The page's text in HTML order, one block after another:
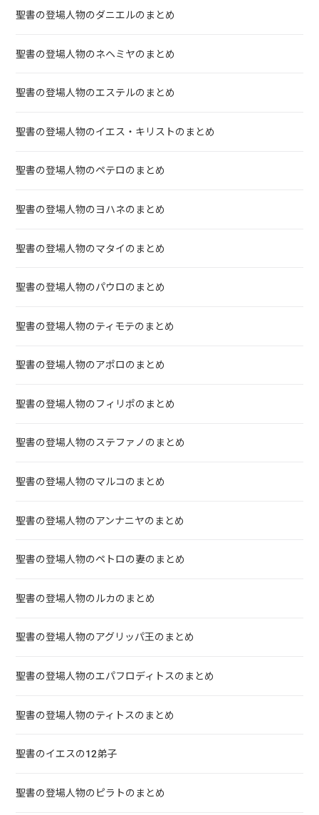
聖書の登場人物のダニエルのまとめ
聖書の登場人物のネヘミヤのまとめ
聖書の登場人物のエステルのまとめ
聖書の登場人物のイエス・キリストのまとめ
聖書の登場人物のペテロのまとめ
聖書の登場人物のヨハネのまとめ
聖書の登場人物のマタイのまとめ
聖書の登場人物のパウロのまとめ
聖書の登場人物のティモテのまとめ
聖書の登場人物のアポロのまとめ
聖書の登場人物のフィリポのまとめ
聖書の登場人物のステファノのまとめ
聖書の登場人物のマルコのまとめ
聖書の登場人物のアンナニヤのまとめ
聖書の登場人物のペトロの妻のまとめ
聖書の登場人物のルカのまとめ
聖書の登場人物のアグリッパ王のまとめ
聖書の登場人物のエパフロディトスのまとめ
聖書の登場人物のティトスのまとめ
聖書のイエスの12弟子
聖書の登場人物のピラトのまとめ